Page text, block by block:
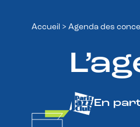
Accueil > Agenda des
En